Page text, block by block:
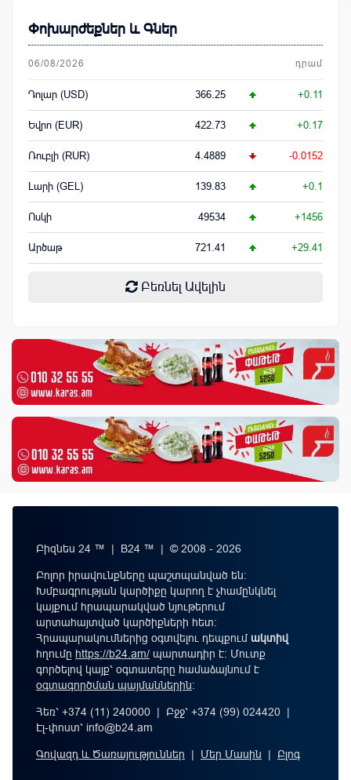
Փոխարժեքներ և Գներ
06/08/2026 դրամ
Դոլար (USD) 366.25 +0.11
Եվրո (EUR) 422.73 +0.17
Ռուբլի (RUR) 4.4889 -0.0152
Լարի (GEL) 139.83 +0.1
Ոսկի 49534 +1456
Արծաթ 721.41 +29.41
Բեռնել Ավելին
Բիզնես 24 ™ | B24 ™ | © 2008 - 2026
Բոլոր իրավունքները պաշտպանված են:
Խմբագրության կարծիքը կարող է չհամընկնել
կայքում հրապարակված նյութերում
արտահայտված կարծիքների հետ:
Հրապարակումներից օգտվելու դեպքումակտիվ
հղումը https://b24.am/ պարտադիր է: Մուտք
գործելով կայք՝ օգտատերը համաձայնում է
օգտագործման պայմաններին։
Հեռ՝ +374 (11) 240000 | Բջջ՝ +374 (99) 024420 |
Էլ-փոստ՝ info@b24.am
Գովազդ և Ծառայություններ | Մեր Մասին | Բլոգ